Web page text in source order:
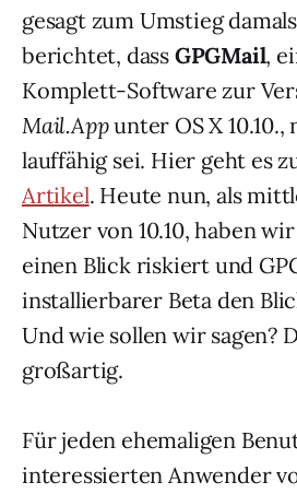
gesagt zum Umstieg
berichtet, dass GPGMail,
Komplett-Software zur
Mail.Appunter OS X
lauffähig sei. Hier geht es
Artikel. Heute nun, als
Nutzer von 10.10, haben
einen Blick riskiert und
installierbarer Beta den
Und wie sollen wir sagen?
großartig.
Für jeden ehemaligen
interessierten Anwender